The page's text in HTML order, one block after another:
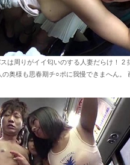
は周りがイイ匂いのする人妻だらけ！ 2
奥様も思春期チ○ポに我慢できまへん。